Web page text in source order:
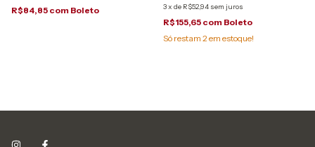
R$84,85 com Boleto 3x de R$52,94 sem juros
R$155,65 com Boleto
Só restam 2em estoque!